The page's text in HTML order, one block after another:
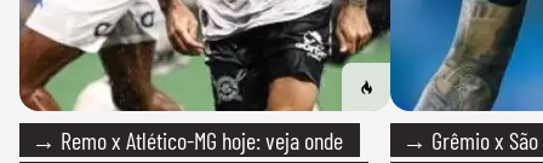
→ Remo x Atlético-MG hoje: veja onde
→ Grêmio x São